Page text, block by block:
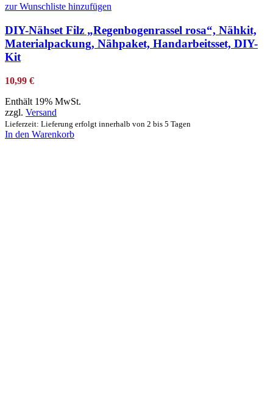
zur Wunschliste hinzufügen
DIY-Nähset Filz „Regenbogenrassel rosa“, Nähkit,
Materialpackung, Nähpaket, Handarbeitsset, DIY-
Kit
10,99 €
Enthält 19% MwSt.
zzgl. Versand
Lieferzeit: Lieferung erfolgt innerhalb von 2 bis 5 Tagen
In den Warenkorb